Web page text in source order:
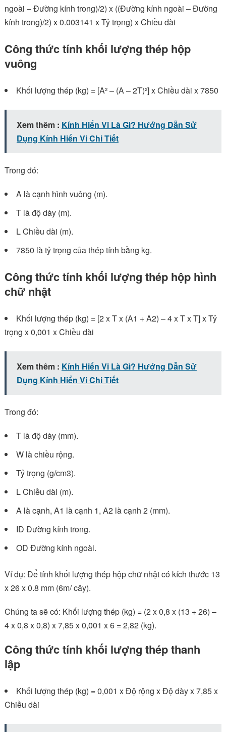
ngoài – Đường kính trong)/2) x ((Đường kính ngoài – Đường
kính trong)/2) x 0.003141 x Tỷ trọng) x Chiều dài
Công thức tính khối lượng thép hộp
vuông
Khối lượng thép (kg) = [A² – (A – 2T)²] x Chiều dài x 7850
Xem thêm : Kính Hiển Vi Là Gì? Hướng Dẫn Sử
Dụng Kính Hiển Vi Chi Tiết
Trong đó:
A là cạnh hình vuông (m).
T là độ dày (m).
L Chiều dài (m).
7850 là tỷ trọng của thép tính bằng kg.
Công thức tính khối lượng thép hộp hình
chữ nhật
Khối lượng thép (kg) = [2 x T x (A1 + A2) – 4 x T x T] x Tỷ
trọng x 0,001 x Chiều dài
Xem thêm : Kính Hiển Vi Là Gì? Hướng Dẫn Sử
Dụng Kính Hiển Vi Chi Tiết
Trong đó:
T là độ dày (mm).
W là chiều rộng.
Tỷ trọng (g/cm3).
L Chiều dài (m).
A là cạnh, A1 là cạnh 1, A2 là cạnh 2 (mm).
ID Đường kính trong.
OD Đường kính ngoài.
Ví dụ: Để tính khối lượng thép hộp chữ nhật có kích thước 13
x 26 x 0.8 mm (6m/ cây).
Chúng ta sẽ có: Khối lượng thép (kg) = (2 x 0,8 x (13 + 26) –
4 x 0,8 x 0,8) x 7,85 x 0,001 x 6 = 2,82 (kg).
Công thức tính khối lượng thép thanh
lập
Khối lượng thép (kg) = 0,001 x Độ rộng x Độ dày x 7,85 x
Chiều dài